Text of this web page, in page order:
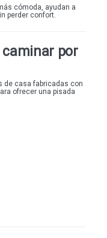
cómoda, ayudan a
perder confort.
caminar por
de casa fabricadas con
ofrecer una pisada